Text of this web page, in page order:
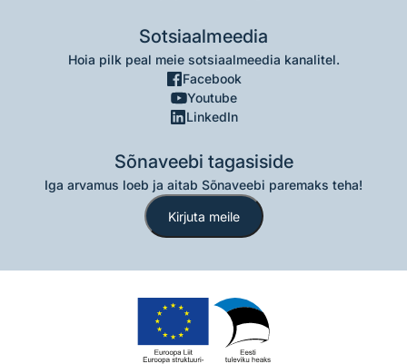
Sotsiaalmeedia
Hoia pilk peal meie sotsiaalmeedia kanalitel.
Facebook
Youtube
LinkedIn
Sõnaveebi tagasiside
Iga arvamus loeb ja aitab Sõnaveebi paremaks teha!
Kirjuta meile